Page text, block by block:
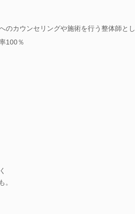
のカウンセリングや施術を行う整体師とし
100％
。